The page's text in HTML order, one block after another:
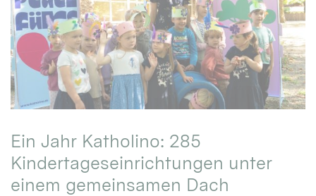
Ein Jahr Katholino: 285
Kindertageseinrichtungen unter
einem gemeinsamen Dach